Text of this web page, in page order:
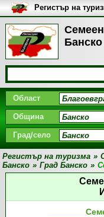
Банско
Регистър на
Област
Община
Град/село
Регистър на туризма »
Банско » Град Банско »